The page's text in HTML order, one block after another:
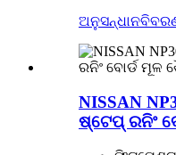
ଅନୁସନ୍ଧାନ
NISSAN
ଷ୍ଟେପ୍ ରନିଂ